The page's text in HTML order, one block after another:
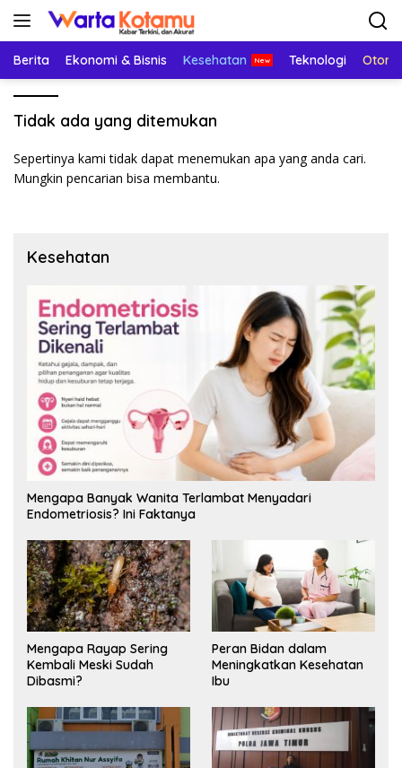
Langsung
Berita Ekonomi & Bisnis Kesehatan Teknologi
Tidak ada yang ditemukan
Sepertinya kami tidak dapat menemukan apa yang anda cari.
Mungkin pencarian bisa membantu.
Kesehatan
Mengapa Banyak Wanita Terlambat Menyadari
Endometriosis? Ini Faktanya
Mengapa Rayap Sering
Kembali Meski Sudah
Dibasmi?
Peran Bidan dalam
Meningkatkan Kesehatan
Ibu